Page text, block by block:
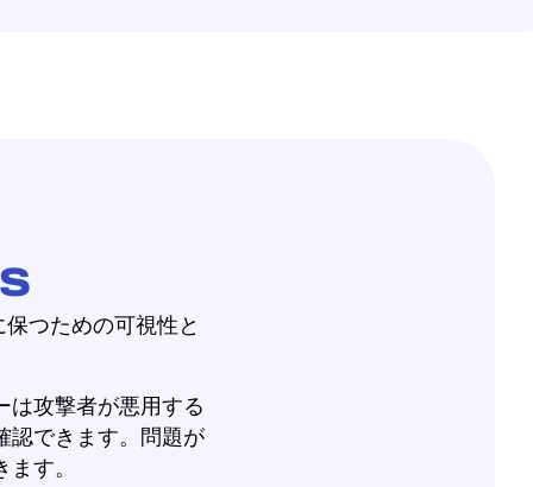
つための可視性と
は攻撃者が悪用する
認できます。問題が
す。